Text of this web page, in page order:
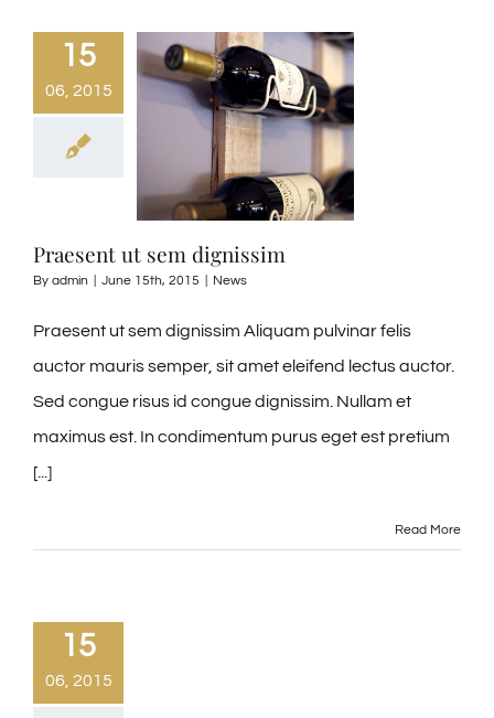
15
06, 2015
Praesent ut sem dignissim
By admin June 15th, 2015 News
Praesent ut sem dignissim Aliquam pulvinar felis
auctor mauris semper, sit amet eleifend lectus auctor.
Sed congue risus id congue dignissim. Nullam et
maximus est. In condimentum purus eget est pretium
[...]
Read More
15
06, 2015